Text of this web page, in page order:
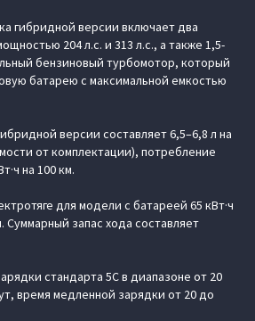
гибридной версии включает два
204 л.с. и 313 л.с., а также 1,5-
бензиновый турбомотор, который
батарею с максимальной емкостью
версии составляет 6,5–6,8 л на
от комплектации), потребление
на 100 км.
для модели с батареей 65 кВт·ч
Суммарный запас хода составляет
стандарта 5С в диапазоне от 20
время медленной зарядки от 20 до